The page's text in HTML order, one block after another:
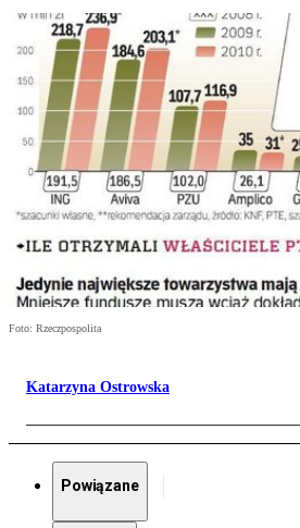
Foto: Rzeczpospolita
Katarzyna Ostrowska
Powiązane